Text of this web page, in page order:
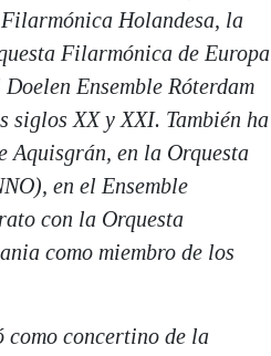
Holandesa, la
Filarmónica de Europa
Ensemble Róterdam
siglos XX y XXI. También ha
Aquisgrán, en la Orquesta
en el Ensemble
con la Orquesta
como miembro de los
como concertino de la